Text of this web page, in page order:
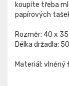
koupíte třeba
papírových
Rozměr: 40 x
Délka držadla:
Materiál: vlněný